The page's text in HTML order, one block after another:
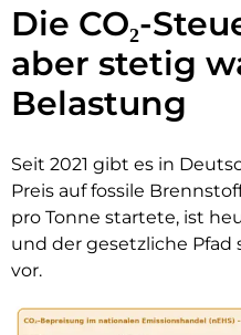
Die CO₂-
aber stetig
Belastung
Seit 2021 gibt es in
Preis auf fossile
pro Tonne startete, ist
und der gesetzliche
vor.